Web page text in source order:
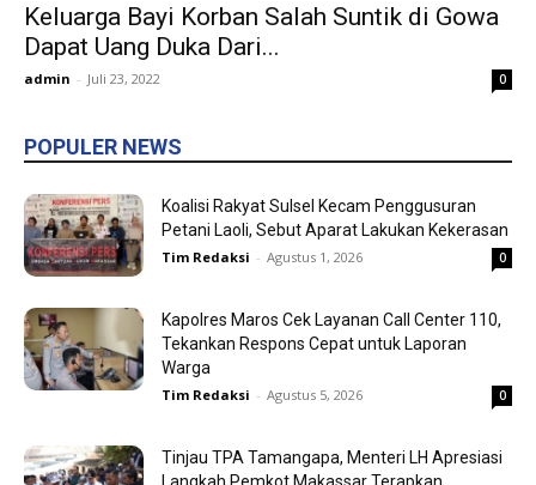
Keluarga Bayi Korban Salah Suntik di Gowa
Dapat Uang Duka Dari...
admin - Juli 23, 2022 0
POPULER NEWS
Koalisi Rakyat Sulsel Kecam Penggusuran
Petani Laoli, Sebut Aparat Lakukan Kekerasan
Tim Redaksi - Agustus 1, 2026 0
Kapolres Maros Cek Layanan Call Center 110,
Tekankan Respons Cepat untuk Laporan
Warga
Tim Redaksi - Agustus 5, 2026 0
Tinjau TPA Tamangapa, Menteri LH Apresiasi
Langkah Pemkot Makassar Terapkan